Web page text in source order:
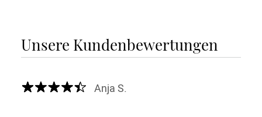
Unsere Kundenbewertungen
Anja S.